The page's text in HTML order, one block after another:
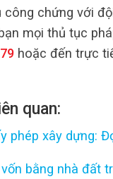
công chứng với
mọi thủ tục
hoặc đến trực
quan:
phép xây dựng:
bằng nhà đất